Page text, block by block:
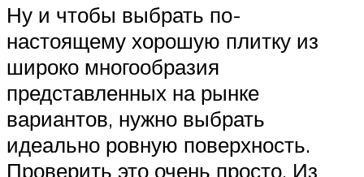
Ну и чтобы выбрать по-
настоящему хорошую плитку из
широко многообразия
представленных на рынке
вариантов, нужно выбрать
идеально ровную поверхность.
Проверить это очень просто. Из